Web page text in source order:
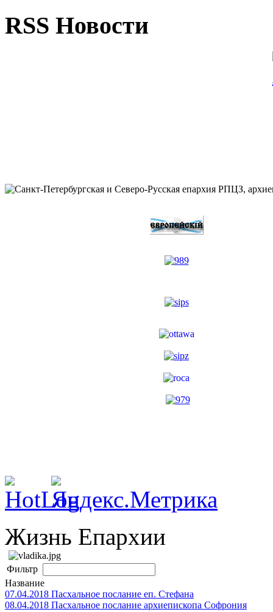
RSS Новости
Жизнь Епархии
Фильтр
Название
07.04.2018 Пасхальное послание еп. Стефана
08.04.2018 Пасхальное послание архиепископа Софрония